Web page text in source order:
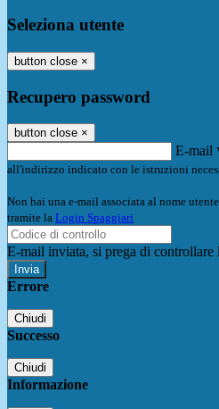
Seleziona utente
button close ×
Recupero password
button close ×
E-mail
all'indirizzo indicato con le istruzioni
Non hai una e-mail associata al nome
tramite la Login Spaggiari
E-mail inviata, si prega di controllare
Errore
Chiudi
Successo
Chiudi
Informazione